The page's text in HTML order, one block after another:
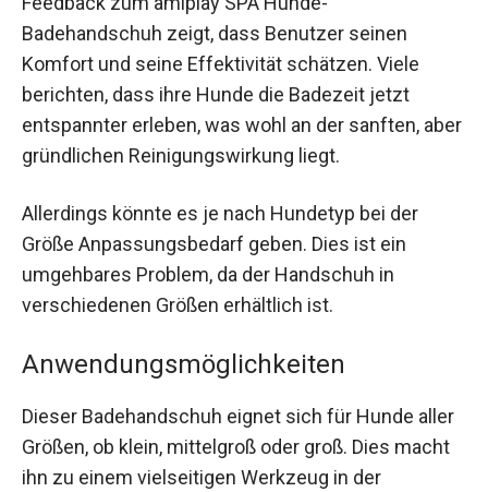
Badehandschuh zeigt, dass Benutzer seinen
Komfort und seine Effektivität schätzen. Viele
berichten, dass ihre Hunde die Badezeit jetzt
entspannter erleben, was wohl an der sanften, aber
gründlichen Reinigungswirkung liegt.
Allerdings könnte es je nach Hundetyp bei der
Größe Anpassungsbedarf geben. Dies ist ein
umgehbares Problem, da der Handschuh in
verschiedenen Größen erhältlich ist.
Anwendungsmöglichkeiten
Dieser Badehandschuh eignet sich für Hunde aller
Größen, ob klein, mittelgroß oder groß. Dies macht
ihn zu einem vielseitigen Werkzeug in der